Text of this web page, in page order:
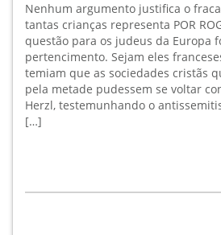
Nenhum argumento justifica o
tantas crianças representa POR
questão para os judeus da Europa
pertencimento. Sejam eles
temiam que as sociedades cristãs
pela metade pudessem se voltar
Herzl, testemunhando o
[…]